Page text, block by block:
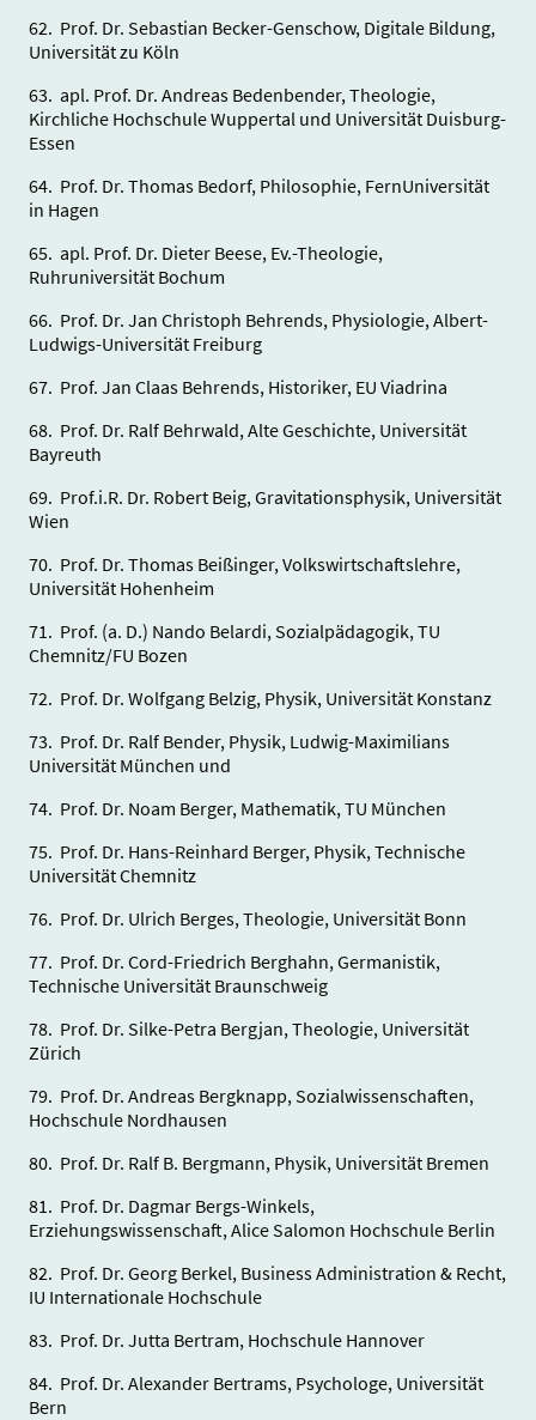
62. Prof. Dr. Sebastian Becker-Genschow, Digitale Bildung,
Universität zu Köln
63. apl. Prof. Dr. Andreas Bedenbender, Theologie,
Kirchliche Hochschule Wuppertal und Universität Duisburg-
Essen
64. Prof. Dr. Thomas Bedorf, Philosophie, FernUniversität
in Hagen
65. apl. Prof. Dr. Dieter Beese, Ev.-Theologie,
Ruhruniversität Bochum
66. Prof. Dr. Jan Christoph Behrends, Physiologie, Albert-
Ludwigs-Universität Freiburg
67. Prof. Jan Claas Behrends, Historiker, EU Viadrina
68. Prof. Dr. Ralf Behrwald, Alte Geschichte, Universität
Bayreuth
69. Prof.i.R. Dr. Robert Beig, Gravitationsphysik, Universität
Wien
70. Prof. Dr. Thomas Beißinger, Volkswirtschaftslehre,
Universität Hohenheim
71. Prof. (a. D.) Nando Belardi, Sozialpädagogik, TU
Chemnitz/FU Bozen
72. Prof. Dr. Wolfgang Belzig, Physik, Universität Konstanz
73. Prof. Dr. Ralf Bender, Physik, Ludwig-Maximilians
Universität München und
74. Prof. Dr. Noam Berger, Mathematik, TU München
75. Prof. Dr. Hans-Reinhard Berger, Physik, Technische
Universität Chemnitz
76. Prof. Dr. Ulrich Berges, Theologie, Universität Bonn
77. Prof. Dr. Cord-Friedrich Berghahn, Germanistik,
Technische Universität Braunschweig
78. Prof. Dr. Silke-Petra Bergjan, Theologie, Universität
Zürich
79. Prof. Dr. Andreas Bergknapp, Sozialwissenschaften,
Hochschule Nordhausen
80. Prof. Dr. Ralf B. Bergmann, Physik, Universität Bremen
81. Prof. Dr. Dagmar Bergs-Winkels,
Erziehungswissenschaft, Alice Salomon Hochschule Berlin
82. Prof. Dr. Georg Berkel, Business Administration & Recht,
IU Internationale Hochschule
83. Prof. Dr. Jutta Bertram, Hochschule Hannover
84. Prof. Dr. Alexander Bertrams, Psychologe, Universität
Bern